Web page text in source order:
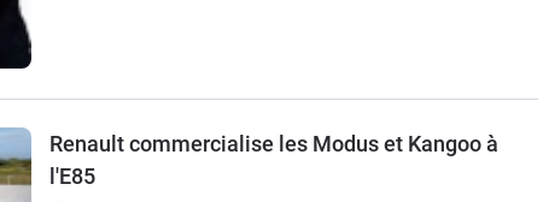
Renault commercialise les Modus et Kangoo à
l'E85